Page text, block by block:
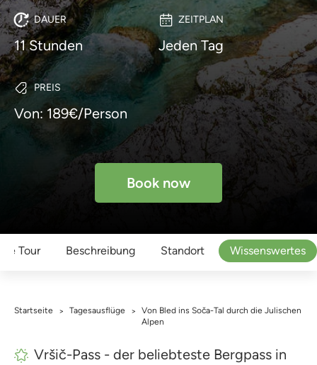
DAUER
11 Stunden
ZEITPLAN
Jeden Tag
PREIS
Von: 189€/Person
Book now
Tour Beschreibung Standort Wissenswertes
Startseite > Tagesausflüge >
Von Bled ins Soča-Tal durch die Julischen
Alpen
Vršič-Pass - der beliebteste Bergpass in